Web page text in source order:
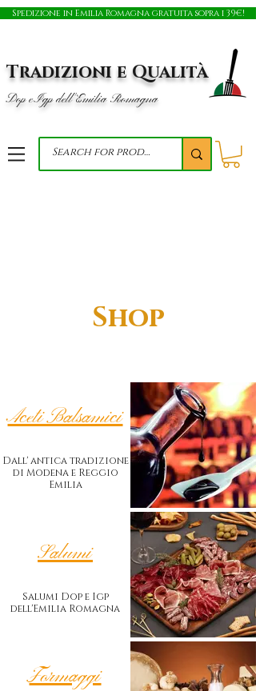
Spedizione in Emilia Romagna gratuita sopra i 39€!
Tradizioni e Qualità
Dop e Igp dell'Emilia Romagna
Shop
Aceti Balsamici
Dall' antica tradizione
di Modena e Reggio
Emilia
Salumi
Salumi Dop e Igp
dell'Emilia Romagna
Formaggi